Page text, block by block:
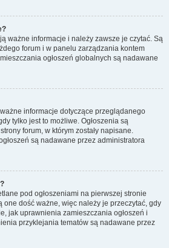
ważne informacje i należy zawsze je czytać. Są
forum i w panelu zarządzania kontem
ogłoszeń globalnych są nadawane
informacje dotyczące przeglądanego
tylko jest to możliwe. Ogłoszenia są
forum, w którym zostały napisane.
są nadawane przez administratora
pod ogłoszeniami na pierwszej stronie
one dość ważne, więc należy je przeczytać, gdy
jak uprawnienia zamieszczania ogłoszeń i
przyklejania tematów są nadawane przez